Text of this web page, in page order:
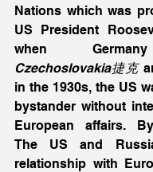
Nations which was
US President
Czechoslovakia捷克
in the 1930s, the US
bystander without
European affairs.
The US and
relationship with